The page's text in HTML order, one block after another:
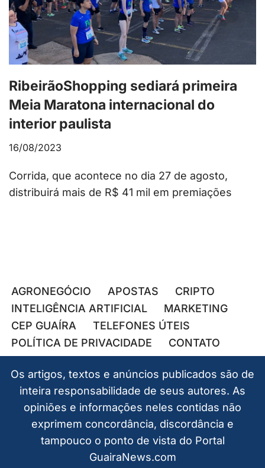
RibeirãoShopping sediará primeira
Meia Maratona internacional do
interior paulista
16/08/2023
Corrida, que acontece no dia 27 de agosto,
distribuirá mais de R$ 41 mil em premiações
AGRONEGÓCIO APOSTAS
CRIPTO
INTELIGÊNCIA ARTIFICIAL
MARKETING
CEP GUAÍRA
TELEFONES ÚTEIS
POLÍTICA DE PRIVACIDADE
CONTATO
Os artigos, textos e anúncios publicados são de
inteira responsabilidade de seus autores. As
opiniões e informações neles contidas não
exprimem concordância, discordância e
tampouco o ponto de vista do Portal
GuairaNews.com